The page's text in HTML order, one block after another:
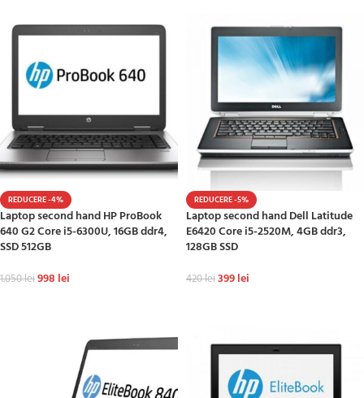
REDUCERE -4%
Laptop second hand HP ProBook
640 G2 Core i5-6300U, 16GB ddr4,
SSD 512GB
1.050lei998 lei
REDUCERE -5%
Laptop second hand Dell Latitude
E6420 Core i5-2520M, 4GB ddr3,
128GB SSD
420lei399lei